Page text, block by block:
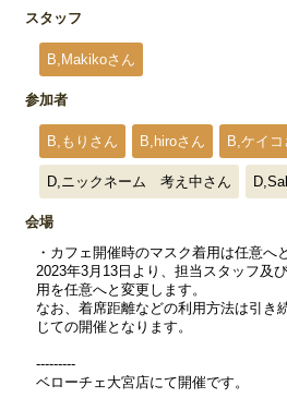
スタッフ
B,Makikoさん
参加者
B,もりさん B,hiroさん B,ケイコ
D,ニックネーム 考え中さん
会場
・カフェ開催時のマスク着用は任意へ
2023年3月13日より、担当スタッフ及
用を任意へと変更します。
なお、着席距離などの利用方法は引き
じての開催となります。
---------
ベローチェ大宮店にて開催です。